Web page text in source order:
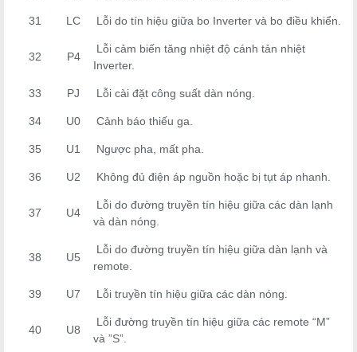
31 LC Lỗi do tín hiệu giữa bo Inverter và bo điều khiển.
32 P4
Lỗi cảm biến tăng nhiệt độ cánh tản nhiệt
Inverter.
33 PJ Lỗi cài đặt công suất dàn nóng.
34 U0 Cảnh báo thiếu ga.
35 U1 Ngược pha, mất pha.
36 U2 Không đủ điện áp nguồn hoặc bị tụt áp nhanh.
37 U4
Lỗi do đường truyền tín hiệu giữa các dàn lạnh
và dàn nóng.
38 U5
Lỗi do đường truyền tín hiệu giữa dàn lạnh và
remote.
39 U7 Lỗi truyền tín hiệu giữa các dàn nóng.
40 U8
Lỗi đường truyền tín hiệu giữa các remote “M”
và ”S”.